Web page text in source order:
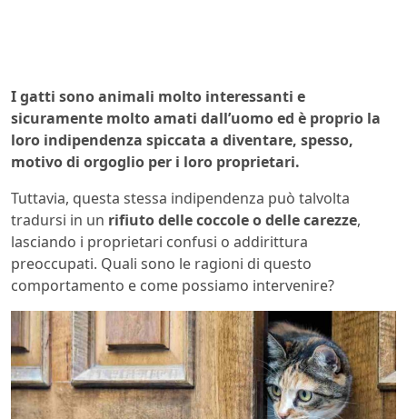
I gatti sono animali molto interessanti e
sicuramente molto amati dall’uomo ed è proprio la
loro indipendenza spiccata a diventare, spesso,
motivo di orgoglio per i loro proprietari.
Tuttavia, questa stessa indipendenza può talvolta
tradursi in un rifiuto delle coccole o delle carezze,
lasciando i proprietari confusi o addirittura
preoccupati. Quali sono le ragioni di questo
comportamento e come possiamo intervenire?